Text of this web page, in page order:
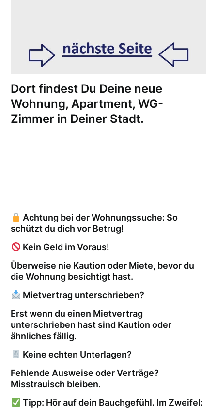
Dort findest Du Deine neue
Wohnung, Apartment, WG-
Zimmer in Deiner Stadt.
Achtung bei der Wohnungssuche: So
schützt du dich vor Betrug!
Kein Geld im Voraus!
Überweise nie Kaution oder Miete, bevor du
die Wohnung besichtigt hast.
Mietvertrag unterschrieben?
Erst wenn du einen Mietvertrag
unterschrieben hast sind Kaution oder
ähnliches fällig.
Keine echten Unterlagen?
Fehlende Ausweise oder Verträge?
Misstrauisch bleiben.
Tipp: Hör auf dein Bauchgefühl. Im Zweifel: